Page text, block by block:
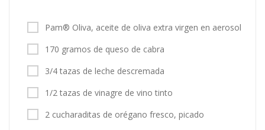
Pam® Oliva, aceite de oliva extra virgen en aerosol
170 gramos de queso de cabra
3/4 tazas de leche descremada
1/2 tazas de vinagre de vino tinto
2 cucharaditas de orégano fresco, picado